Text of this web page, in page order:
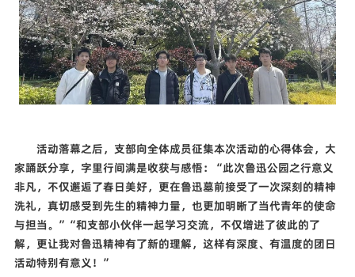
活动落幕之后，支部向全体成员征集本次活动的心得体会，大
家踊跃分享，字里行间满是收获与感悟：
“此次鲁迅公园之行意义
非凡，不仅邂逅了春日美好，更在鲁迅墓前接受了一次深刻的精神
洗礼，真切感受到先生的精神力量，也更加明晰了当代青年的使命
与担当。 ”“和支部小伙伴一起学习交流，不仅增进了彼此的了
解，更让我对鲁迅精神有了新的理解，这样有深度、有温度的团日
活动特别有意义！ ”